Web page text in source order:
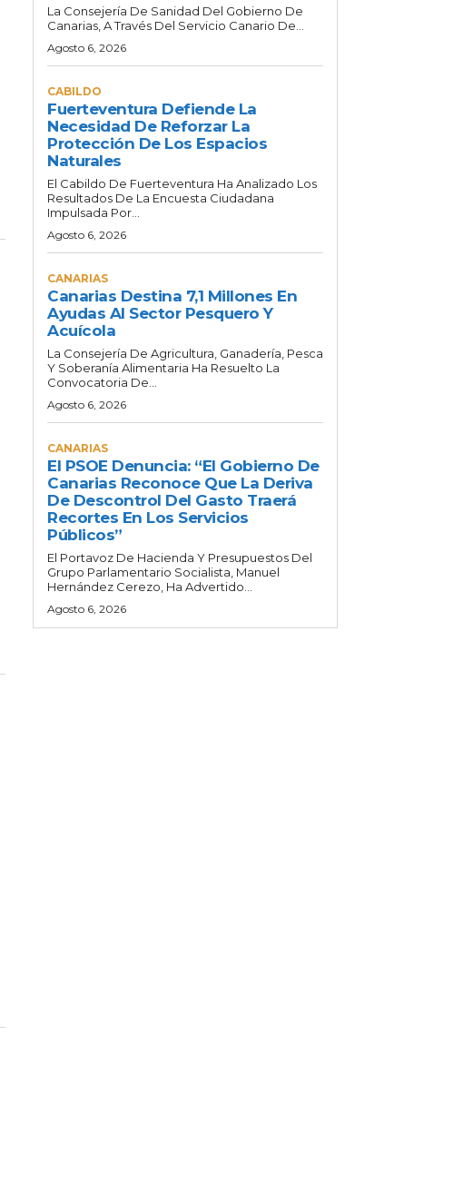
La Consejería De Sanidad Del Gobierno De
Canarias, A Través Del Servicio Canario De...
Agosto 6, 2026
CABILDO
Fuerteventura Defiende La
Necesidad De Reforzar La
Protección De Los Espacios
Naturales
El Cabildo De Fuerteventura Ha Analizado Los
Resultados De La Encuesta Ciudadana
Impulsada Por...
Agosto 6, 2026
CANARIAS
Canarias Destina 7,1 Millones En
Ayudas Al Sector Pesquero Y
Acuícola
La Consejería De Agricultura, Ganadería, Pesca
Y Soberanía Alimentaria Ha Resuelto La
Convocatoria De...
Agosto 6, 2026
CANARIAS
El PSOE Denuncia: “El Gobierno De
Canarias Reconoce Que La Deriva
De Descontrol Del Gasto Traerá
Recortes En Los Servicios
Públicos”
El Portavoz De Hacienda Y Presupuestos Del
Grupo Parlamentario Socialista, Manuel
Hernández Cerezo, Ha Advertido...
Agosto 6, 2026